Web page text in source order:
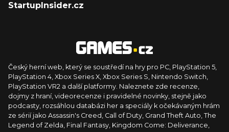
StartupInsider.cz
Český herní web, který se soustředí na hry pro PC, PlayStation 5,
PlayStation 4, Xbox Series X, Xbox Series S, Nintendo Switch,
PlayStation VR2 a další platformy. Naleznete zde recenze,
dojmy z hraní, videorecenze i pravidelné novinky, stejně jako
podcasty, rozsáhlou databázi her a speciály k očekávaným hrám
ze sérií jako Assassin's Creed, Call of Duty, Grand Theft Auto, The
Legend of Zelda, Final Fantasy, Kingdom Come: Deliverance,